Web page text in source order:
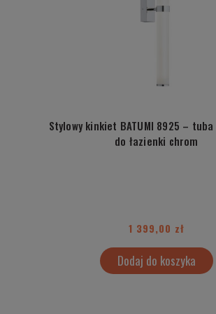
Stylowy kinkiet BATUMI 8925 – tuba
do łazienki chrom
1 399,00 zł
Dodaj do koszyka